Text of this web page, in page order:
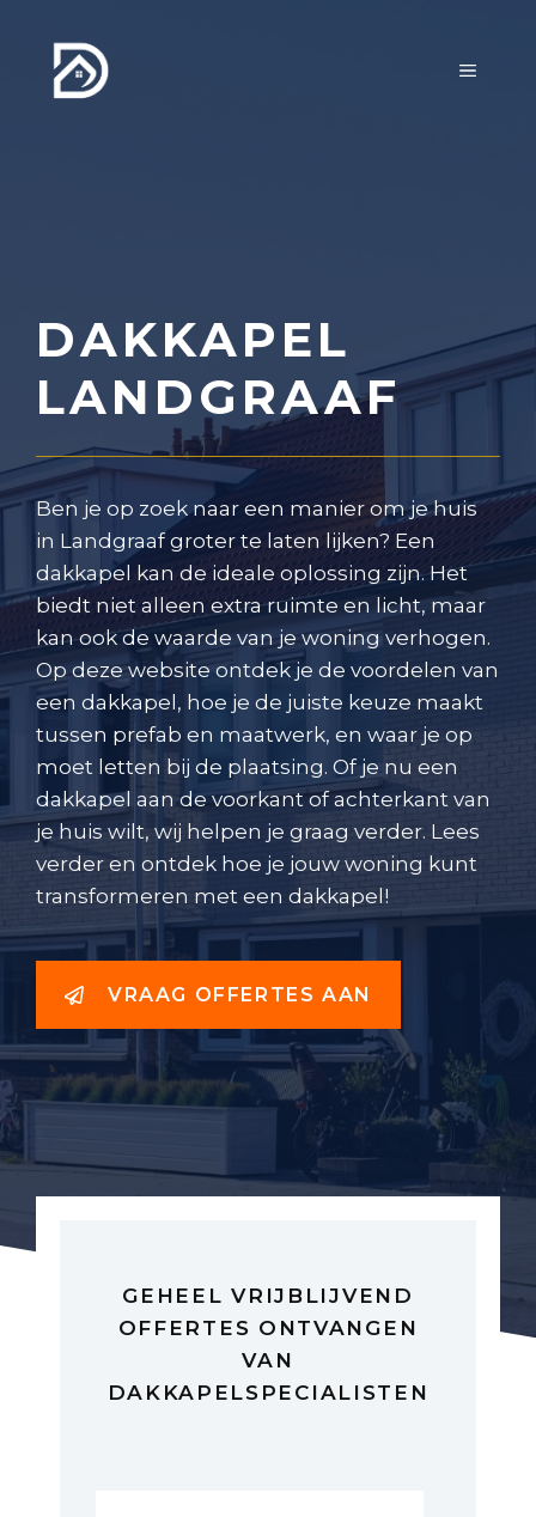
MENU
DAKKAPEL
LANDGRAAF
Ben je op zoek naar een manier om je huis
in Landgraaf groter te laten lijken? Een
dakkapel kan de ideale oplossing zijn. Het
biedt niet alleen extra ruimte en licht, maar
kan ook de waarde van je woning verhogen.
Op deze website ontdek je de voordelen van
een dakkapel, hoe je de juiste keuze maakt
tussen prefab en maatwerk, en waar je op
moet letten bij de plaatsing. Of je nu een
dakkapel aan de voorkant of achterkant van
je huis wilt, wij helpen je graag verder. Lees
verder en ontdek hoe je jouw woning kunt
transformeren met een dakkapel!
VRAAG OFFERTES AAN
GEHEEL VRIJBLIJVEND
OFFERTES ONTVANGEN
VAN
DAKKAPELSPECIALISTEN